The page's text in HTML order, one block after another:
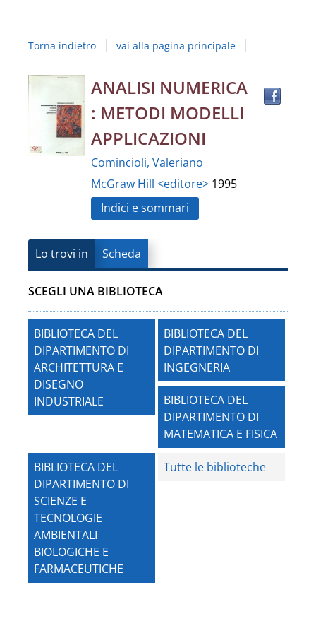
Campania
"Luigi
Vanvitelli"
Torna indietro vai alla pagina principale
Dettaglio
del
documento
ANALISI NUMERICA
: METODI MODELLI
APPLICAZIONI
Comincioli, Valeriano
McGraw Hill <editore> 1995
Indici e sommari
Lo trovi in Scheda
SCEGLI UNA BIBLIOTECA
BIBLIOTECA DEL
DIPARTIMENTO DI
ARCHITETTURA E
DISEGNO
INDUSTRIALE
BIBLIOTECA DEL
DIPARTIMENTO DI
INGEGNERIA
BIBLIOTECA DEL
DIPARTIMENTO DI
MATEMATICA E FISICA
BIBLIOTECA DEL
DIPARTIMENTO DI
SCIENZE E
TECNOLOGIE
AMBIENTALI
BIOLOGICHE E
FARMACEUTICHE
Tutte le biblioteche